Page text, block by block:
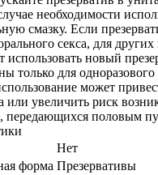
необходимости
смазку. Если
секса, для
использовать новый
только для
может
или увеличить риск
передающихся половым
Нет
форма Презервативы